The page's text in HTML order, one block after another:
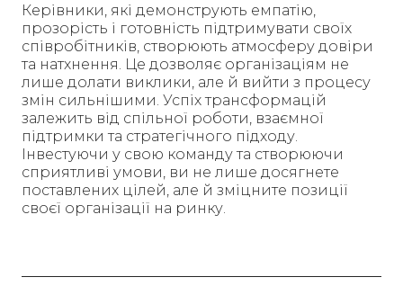
Керівники, які демонструють емпатію,
прозорість і готовність підтримувати своїх
співробітників, створюють атмосферу довіри
та натхнення. Це дозволяє організаціям не
лише долати виклики, але й вийти з процесу
змін сильнішими. Успіх трансформацій
залежить від спільної роботи, взаємної
підтримки та стратегічного підходу.
Інвестуючи у свою команду та створюючи
сприятливі умови, ви не лише досягнете
поставлених цілей, але й зміцните позиції
своєї організації на ринку.